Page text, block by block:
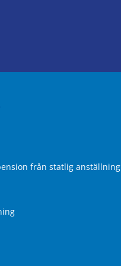
från statlig anställning